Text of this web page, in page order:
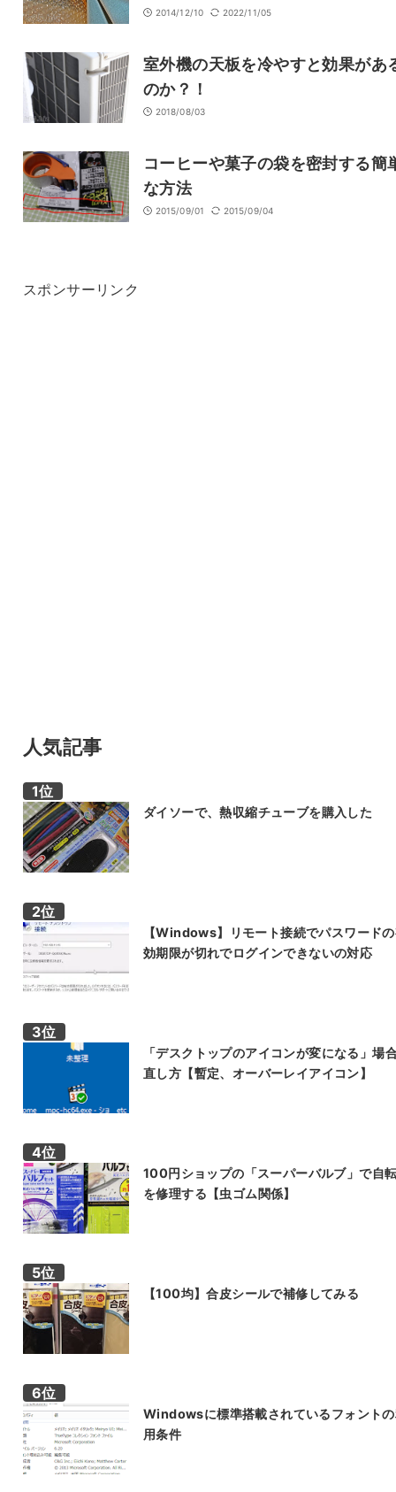
2014/12/10 2022/11/05
室外機の天板を冷やすと効果があ
のか？！
2018/08/03
コーヒーや菓子の袋を密封する簡
な方法
2015/09/01 2015/09/04
スポンサーリンク
人気記事
ダイソーで、熱収縮チューブを購入した
【Windows】リモート接続でパスワード
効期限が切れでログインできないの対応
「デスクトップのアイコンが変になる」場
直し方【暫定、オーバーレイアイコン】
100円ショップの「スーパーバルブ」で自
を修理する【虫ゴム関係】
【100均】合皮シールで補修してみる
Windowsに標準搭載されているフォント
用条件